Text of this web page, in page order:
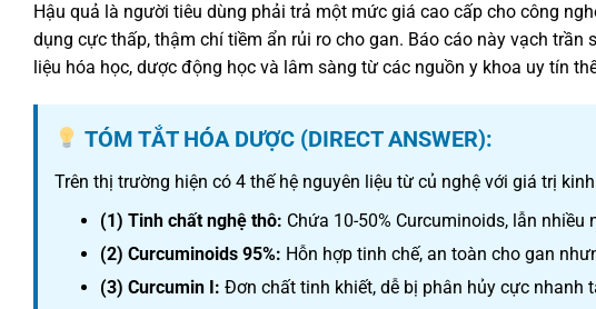
Hậu quả là người tiêu dùng phải trả một mức giá cao cấp cho công
dụng cực thấp, thậm chí tiềm ẩn rủi ro cho gan. Báo cáo này vạch
liệu hóa học, dược động học và lâm sàng từ các nguồn y khoa uy tín
TÓM TẮT HÓA DƯỢC (DIRECT ANSWER):
Trên thị trường hiện có 4 thế hệ nguyên liệu từ củ nghệ với giá trị
(1) Tinh chất nghệ thô: Chứa 10-50% Curcuminoids, lẫn
(2) Curcuminoids 95%: Hỗn hợp tinh chế, an toàn cho gan
(3) Curcumin I: Đơn chất tinh khiết, dễ bị phân hủy cực nhanh